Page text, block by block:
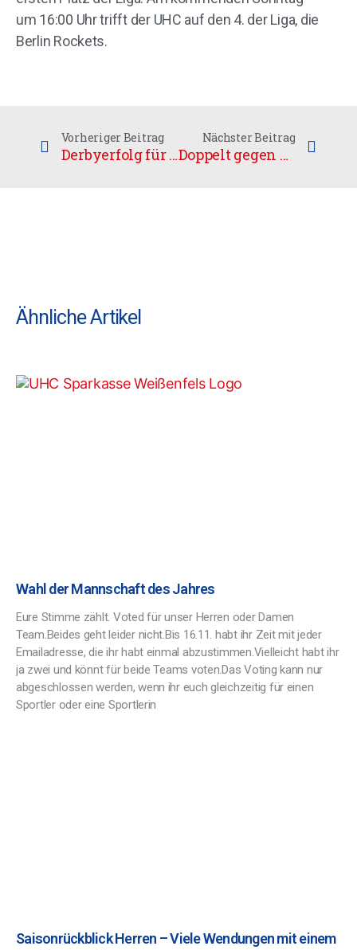
um 16:00 Uhr trifft der UHC auf den 4. der Liga, die
Berlin Rockets.
Vorheriger Beitrag
Derbyerfolg für die Cats
Nächster Beitrag
Doppelt gegen Berlin
Ähnliche Artikel
Wahl der Mannschaft des Jahres
Eure Stimme zählt. Voted für unser Herren oder Damen
Team.Beides geht leider nicht.Bis 16.11. habt ihr Zeit mit jeder
Emailadresse, die ihr habt einmal abzustimmen.Vielleicht habt ihr
ja zwei und könnt für beide Teams voten.Das Voting kann nur
abgeschlossen werden, wenn ihr euch gleichzeitig für einen
Sportler oder eine Sportlerin
Saisonrückblick Herren – Viele Wendungen mit einem